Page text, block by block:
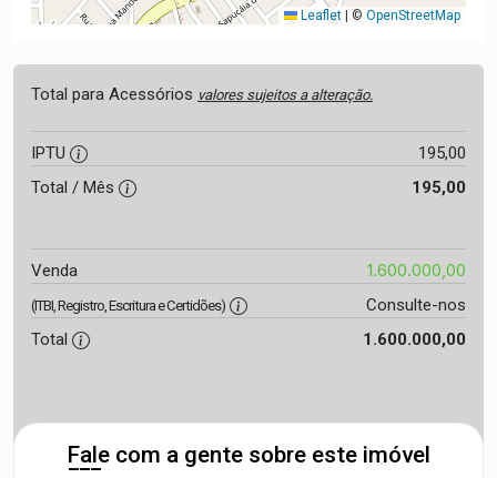
Leaflet | © OpenStreetMap
Total para Acessórios valores sujeitos a alteração.
IPTU
195,00
Total / Mês
195,00
Venda 1.600.000,00
(ITBI, Registro, Escritura e Certidões)
Consulte-nos
Total
1.600.000,00
Fale com a gente sobre este imóvel